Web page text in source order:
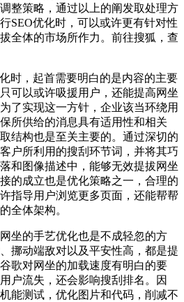
整策略，通过以上的阐发取处理方
SEO优化时，可以或许更有针对性
全体的市场所作力。前往搜狐，查
，起首需要明白的是内容的主要
可以或许吸援用户，还能提高网坐
了实现这一方针，企业该当环绕用
所供给的消息具有适用性和相关
结构也是至关主要的。通过深切的
户所利用的搜刮环节词，并将其巧
和图像描述中，能够无效提拔网坐
的成立也是优化策略之一，合理的
指导用户浏览更多页面，还能帮帮
全体架构。
的手艺优化也是不成轻忽的方
挪动端敌对以及平安性高，都是提
歌对网坐的加载速度有明白的要
户流失，还会影响搜刮排名。因
能测试，优化图片和代码，削减不